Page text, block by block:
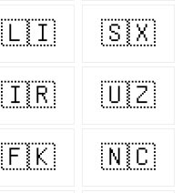
🇱🇮 🇸🇽
🇮🇷 🇺🇿
🇫🇰 🇳🇨